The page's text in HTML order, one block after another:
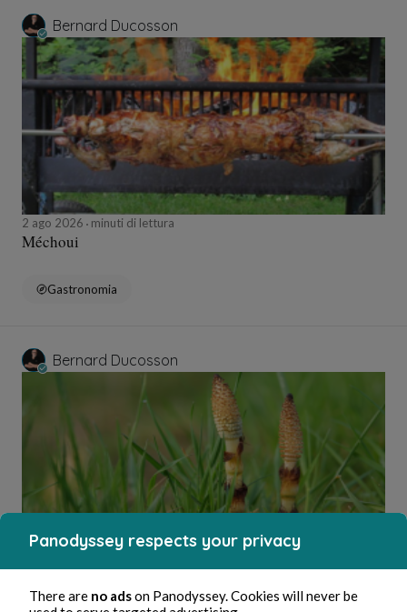
Bernard Ducosson
2 ago 2026 minuti di lettura
Méchoui
Gastronomia
Bernard Ducosson
Ejaculateur
Panodyssey respects your privacy
There are no adson Panodyssey. Cookies will never be